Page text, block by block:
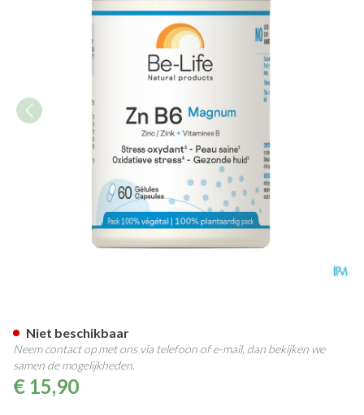
€ 15,90
Niet beschikbaar
Neem contact op met ons via telefoon of e-mail, dan bekijken we
samen de mogelijkheden.